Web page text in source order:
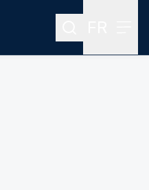
Rechercher